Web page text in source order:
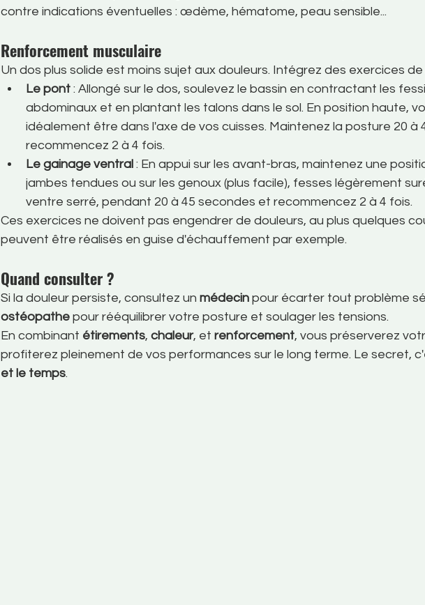
contre indications éventuelles : œdème, hématome, peau sensible...
Renforcement musculaire
Un dos plus solide est moins sujet aux douleurs. Intégrez des exercices de
Le pont : Allongé sur le dos, soulevez le bassin en contractant les
abdominaux et en plantant les talons dans le sol. En position haute,
idéalement être dans l'axe de vos cuisses. Maintenez la posture 20 à
recommencez 2 à 4 fois.
Le gainage ventral : En appui sur les avant-bras, maintenez une
jambes tendues ou sur les genoux (plus facile), fesses légèrement
ventre serré, pendant 20 à 45 secondes et recommencez 2 à 4 fois.
Ces exercices ne doivent pas engendrer de douleurs, au plus quelques
peuvent être réalisés en guise d'échauffement par exemple.
Quand consulter ?
Si la douleur persiste, consultez un médecin pour écarter tout problème
ostéopathe pour rééquilibrer votre posture et soulager les tensions.
En combinant étirements, chaleur, et renforcement, vous préserverez
profiterez pleinement de vos performances sur le long terme. Le secret,
et le temps.